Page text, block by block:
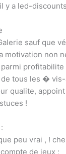
y a led-
sauf que
non
profitabilite
de tous les �
qualite,
!
peu vrai , !
de jeux ;